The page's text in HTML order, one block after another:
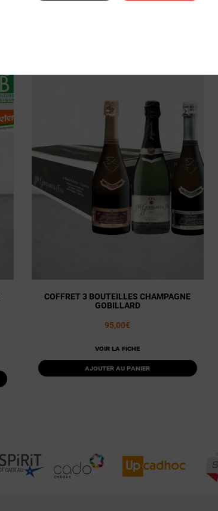
COFFRET 3 BOUTEILLES CHAMPAGNE
GOBILLARD
95,00€
Voir la fiche
Ajouter au panier